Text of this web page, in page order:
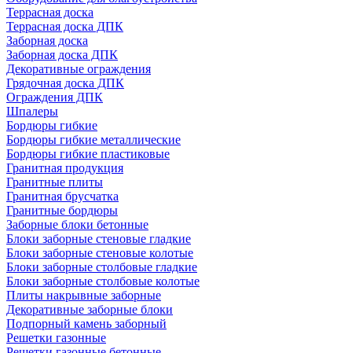
Террасная доска
Террасная доска ДПК
Заборная доска
Заборная доска ДПК
Декоративные ограждения
Грядочная доска ДПК
Ограждения ДПК
Шпалеры
Бордюры гибкие
Бордюры гибкие металлические
Бордюры гибкие пластиковые
Гранитная продукция
Гранитные плиты
Гранитная брусчатка
Гранитные бордюры
Заборные блоки бетонные
Блоки заборные стеновые гладкие
Блоки заборные стеновые колотые
Блоки заборные столбовые гладкие
Блоки заборные столбовые колотые
Плиты накрывные заборные
Декоративные заборные блоки
Подпорный камень заборный
Решетки газонные